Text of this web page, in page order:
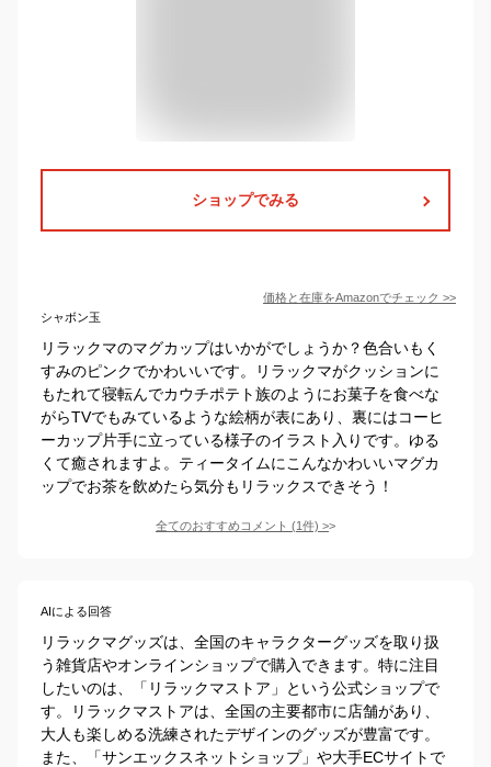
ショップでみる
価格と在庫をAmazonでチェック >>
シャボン玉
リラックマのマグカップはいかがでしょうか？色合いもく
すみのピンクでかわいいです。リラックマがクッションに
もたれて寝転んでカウチポテト族のようにお菓子を食べな
がらTVでもみているような絵柄が表にあり、裏にはコーヒ
ーカップ片手に立っている様子のイラスト入りです。ゆる
くて癒されますよ。ティータイムにこんなかわいいマグカ
ップでお茶を飲めたら気分もリラックスできそう！
全てのおすすめコメント (1件) >
AIによる回答
リラックマグッズは、全国のキャラクターグッズを取り扱
う雑貨店やオンラインショップで購入できます。特に注目
したいのは、「リラックマストア」という公式ショップで
す。リラックマストアは、全国の主要都市に店舗があり、
大人も楽しめる洗練されたデザインのグッズが豊富です。
また、「サンエックスネットショップ」や大手ECサイトで